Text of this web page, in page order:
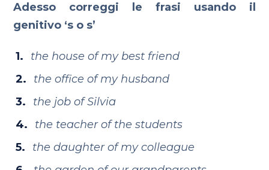
Adesso correggi le frasi usando il
genitivo ‘s o s’
the house of my best friend
the office of my husband
the job of Silvia
the teacher of the students
the daughter of my colleague